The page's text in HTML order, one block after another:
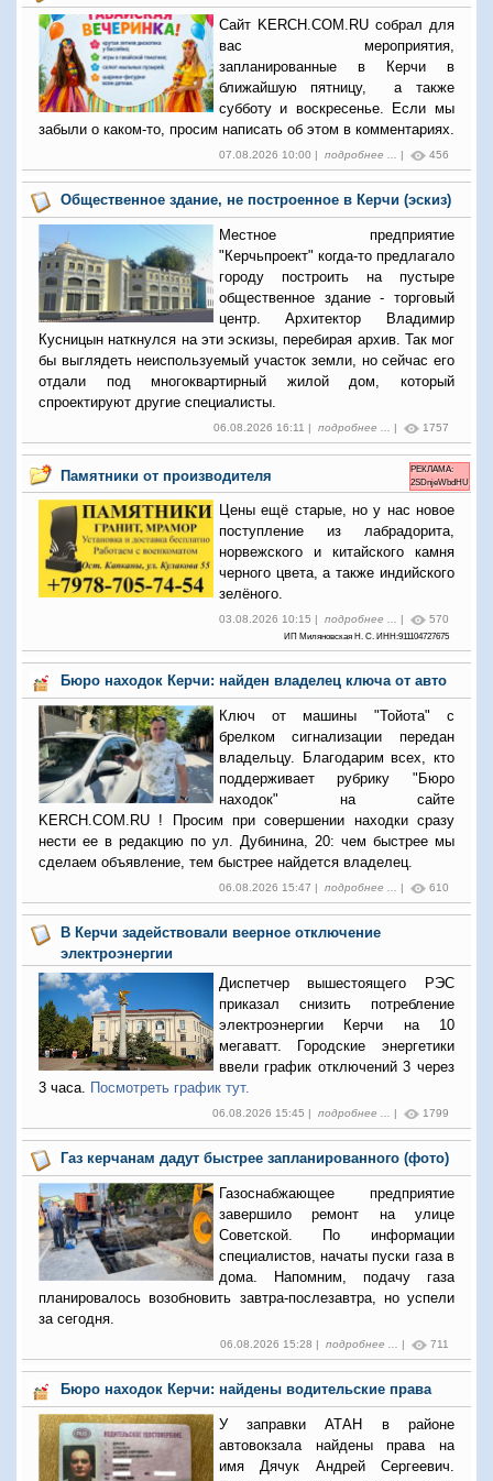
Сайт KERCH.COM.RU собрал для
вас мероприятия,
запланированные в Керчи в
ближайшую пятницу, а также
субботу и воскресенье. Если мы
забыли о каком-то, просим написать об этом в комментариях.
07.08.2026 10:00 | подробнее ... | 456
Общественное здание, не построенное в Керчи (эскиз)
Местное предприятие
"Керчьпроект" когда-то предлагало
городу построить на пустыре
общественное здание - торговый
центр. Архитектор Владимир
Кусницын наткнулся на эти эскизы, перебирая архив. Так мог
бы выглядеть неиспользуемый участок земли, но сейчас его
отдали под многоквартирный жилой дом, который
спроектируют другие специалисты.
06.08.2026 16:11 | подробнее ... | 1757
Памятники от производителя
РЕКЛАМА:
2SDnjeWbdHU
Цены ещё старые, но у нас новое
поступление из лабрадорита,
норвежского и китайского камня
черного цвета, а также индийского
зелёного.
03.08.2026 10:15 | подробнее ... | 570
ИП Миляновская Н. С. ИНН:911104727675
Бюро находок Керчи: найден владелец ключа от авто
Ключ от машины "Тойота" с
брелком сигнализации передан
владельцу. Благодарим всех, кто
поддерживает рубрику "Бюро
находок" на сайте
KERCH.COM.RU ! Просим при совершении находки сразу
нести ее в редакцию по ул. Дубинина, 20: чем быстрее мы
сделаем объявление, тем быстрее найдется владелец.
06.08.2026 15:47 | подробнее ... | 610
В Керчи задействовали веерное отключение
электроэнергии
Диспетчер вышестоящего РЭС
приказал снизить потребление
электроэнергии Керчи на 10
мегаватт. Городские энергетики
ввели график отключений 3 через
3 часа.
Посмотреть график тут.
06.08.2026 15:45 | подробнее ... | 1799
Газ керчанам дадут быстрее запланированного (фото)
Газоснабжающее предприятие
завершило ремонт на улице
Советской. По информации
специалистов, начаты пуски газа в
дома. Напомним, подачу газа
планировалось возобновить завтра-послезавтра, но успели
за сегодня.
06.08.2026 15:28 | подробнее ... | 711
Бюро находок Керчи: найдены водительские права
У заправки АТАН в районе
автовокзала найдены права на
имя Дячук Андрей Сергеевич.